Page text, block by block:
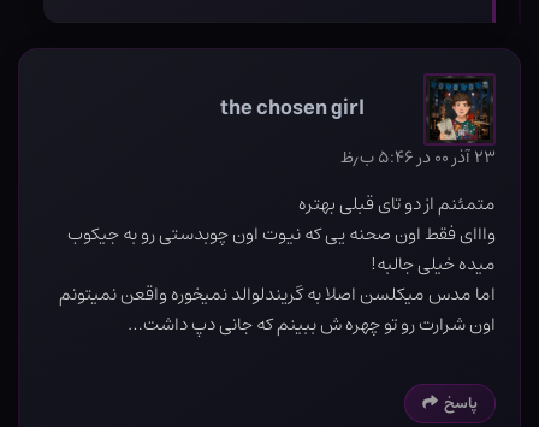
the chosen girl
۲۳ آذر ۰۰ در ۵:۴۶ ب٫ظ
متمئنم از دو تای قبلی بهتره
وااای فقط اون صحنه یی که نیوت اون چوبدستی رو به جیکوب
میده خیلی جالبه!
اما مدس میکلسن اصلا به گریندلوالد نمیخوره واقعن نمیتونم
اون شرارت رو تو چهره ش ببینم که جانی دپ داشت…
پاسخ